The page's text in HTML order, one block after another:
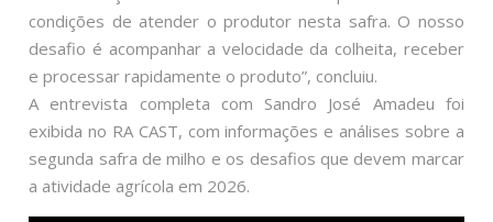
condições de atender o produtor nesta safra. O nosso
desafio é acompanhar a velocidade da colheita, receber
e processar rapidamente o produto”, concluiu.
A entrevista completa com Sandro José Amadeu foi
exibida no RA CAST, com informações e análises sobre a
segunda safra de milho e os desafios que devem marcar
a atividade agrícola em 2026.